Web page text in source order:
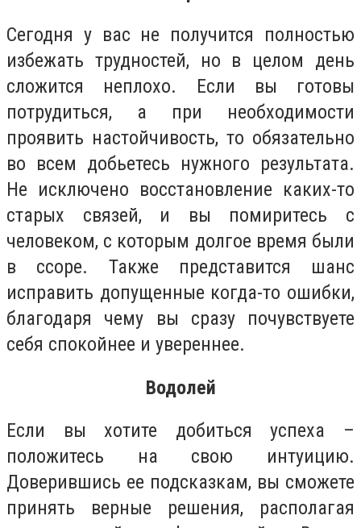
Сегодня у вас не получится полностью
избежать трудностей, но в целом день
сложится неплохо. Если вы готовы
потрудиться, а при необходимости
проявить настойчивость, то обязательно
во всем добьетесь нужного результата.
Не исключено восстановление каких-то
старых связей, и вы помиритесь с
человеком, с которым долгое время были
в ссоре. Также представится шанс
исправить допущенные когда-то ошибки,
благодаря чему вы сразу почувствуете
себя спокойнее и увереннее.
Водолей
Если вы хотите добиться успеха –
положитесь на свою интуицию.
Доверившись ее подсказкам, вы сможете
принять верные решения, располагая